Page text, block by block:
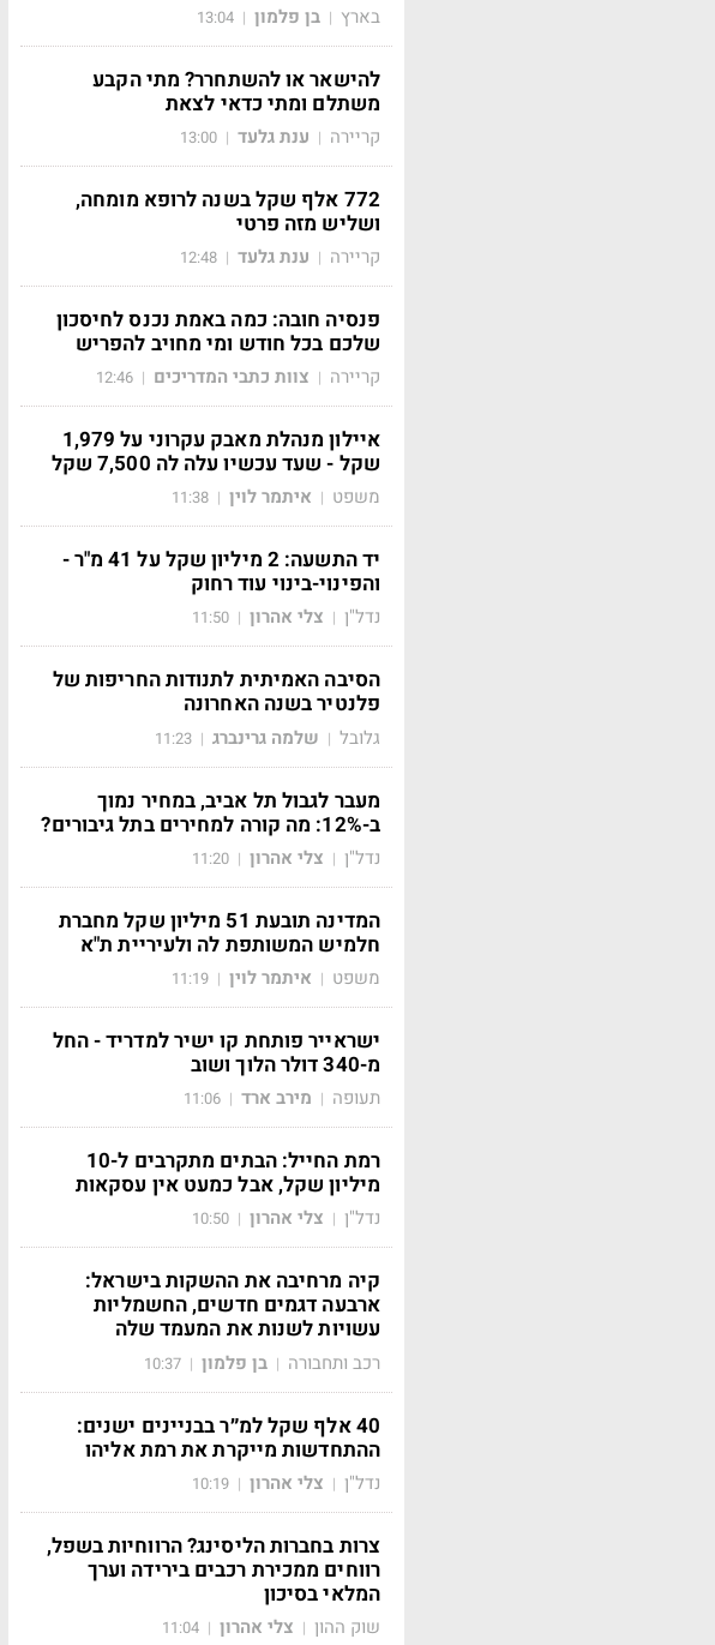
בארץ | בן פלמון |
13:04
להישאר או להשתחרר? מתי הקבע
משתלם ומתי כדאי לצאת
קריירה | ענת גלעד |
13:00
772 אלף שקל בשנה לרופא מומחה,
ושליש מזה פרטי
קריירה | ענת גלעד |
12:48
פנסיה חובה: כמה באמת נכנס לחיסכון
שלכם בכל חודש ומי מחויב להפריש
קריירה | צוות כתבי המדריכים |
12:46
איילון מנהלת מאבק עקרוני על 1,979
שקל - שעד עכשיו עלה לה 7,500 שקל
משפט | איתמר לוין |
11:38
יד התשעה: 2 מיליון שקל על 41 מ"ר -
והפינוי-בינוי עוד רחוק
נדל"ן | צלי אהרון |
11:50
הסיבה האמיתית לתנודות החריפות של
פלנטיר בשנה האחרונה
גלובל | שלמה גרינברג |
11:23
מעבר לגבול תל אביב, במחיר נמוך
ב-12%: מה קורה למחירים בתל גיבורים?
נדל"ן | צלי אהרון |
11:20
המדינה תובעת 51 מיליון שקל מחברת
חלמיש המשותפת לה ולעיריית ת"א
משפט | איתמר לוין |
11:19
ישראייר פותחת קו ישיר למדריד - החל
מ-340 דולר הלוך ושוב
תעופה | מירב ארד |
11:06
רמת החייל: הבתים מתקרבים ל-10
מיליון שקל, אבל כמעט אין עסקאות
נדל"ן | צלי אהרון |
10:50
קיה מרחיבה את ההשקות בישראל:
ארבעה דגמים חדשים, החשמליות
עשויות לשנות את המעמד שלה
רכב ותחבורה | בן פלמון |
10:37
40 אלף שקל למ״ר בבניינים ישנים:
ההתחדשות מייקרת את רמת אליהו
נדל"ן | צלי אהרון |
10:19
צרות בחברות הליסינג? הרווחיות בשפל,
רווחים ממכירת רכבים בירידה וערך
המלאי בסיכון
שוק ההון | צלי אהרון |
11:04